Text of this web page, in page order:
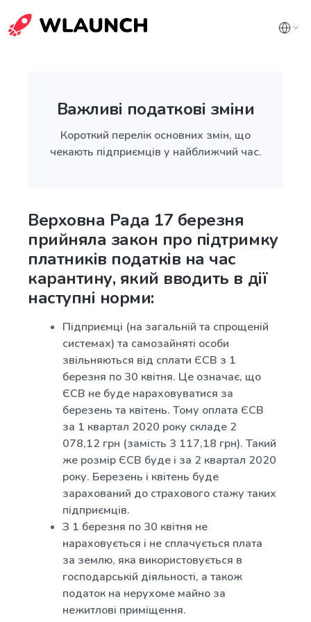
Важливі податкові зміни
Короткий перелік основних змін, що
чекають підприємців у найближчий час.
Верховна Рада 17 березня
прийняла закон про підтримку
платників податків на час
карантину, який вводить в дії
наступні норми:
Підприємці (на загальній та спрощеній
системах) та самозайняті особи
звільняються від сплати ЄСВ з 1
березня по 30 квітня. Це означає, що
ЄСВ не буде нараховуватися за
березень та квітень. Тому оплата ЄСВ
за 1 квартал 2020 року складе 2
078,12 грн (замість 3 117,18 грн). Такий
же розмір ЄСВ буде і за 2 квартал 2020
року. Березень і квітень буде
зарахований до страхового стажу таких
підприємців.
З 1 березня по 30 квітня не
нараховується і не сплачується плата
за землю, яка використовується в
господарській діяльності, а також
податок на нерухоме майно за
нежитлові приміщення.